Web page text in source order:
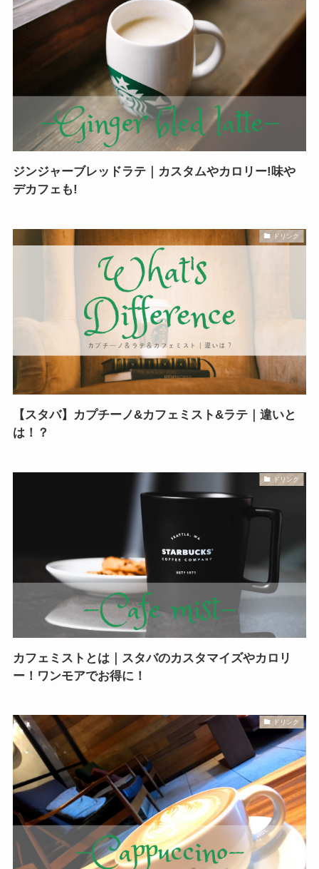
ジンジャーブレッドラテ｜カスタムやカロリー!味や
デカフェも!
ドリンク
【スタバ】カプチーノ&カフェミスト&ラテ｜違いと
は！？
ドリンク
カフェミストとは｜スタバのカスタマイズやカロリ
ー！ワンモアでお得に！
ドリンク